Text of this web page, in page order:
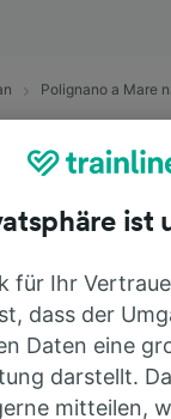
Polignano a Mare
Polignano
- nehmen
Zug von
Dann sind Sie
mit der
ist
für Ihr
dass der
Daten eine
darstellt.
mitteilen,